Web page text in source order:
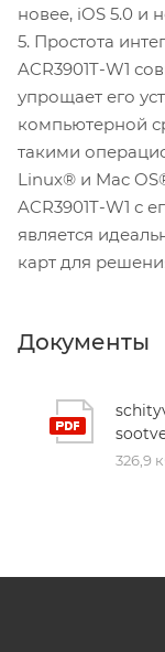
новее, iOS 5.0 и
5. Простота
ACR3901T-W1
упрощает его
компьютерной
такими
Linux® и Mac
ACR3901T-W1 с
является
карт для
Документы
326,9